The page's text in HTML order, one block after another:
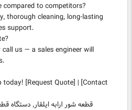
compared to competitors?
thorough cleaning, long-lasting
support.
us — a sales engineer will
[Request Quote] | [Contact
قطعه شور ارابه ایلقار, دستگاه